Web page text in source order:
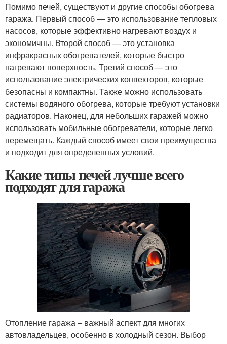
Помимо печей, существуют и другие способы обогрева
гаража. Первый способ — это использование тепловых
насосов, которые эффективно нагревают воздух и
экономичны. Второй способ — это установка
инфракрасных обогревателей, которые быстро
нагревают поверхность. Третий способ — это
использование электрических конвекторов, которые
безопасны и компактны. Также можно использовать
системы водяного обогрева, которые требуют установки
радиаторов. Наконец, для небольших гаражей можно
использовать мобильные обогреватели, которые легко
перемещать. Каждый способ имеет свои преимущества
и подходит для определенных условий.
Какие типы печей лучше всего
подходят для гаража
Отопление гаража – важный аспект для многих
автовладельцев, особенно в холодный сезон. Выбор